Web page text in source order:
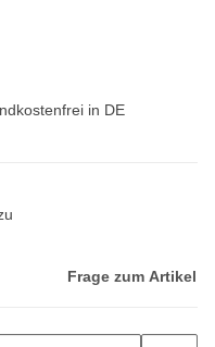
Frage zum Artikel